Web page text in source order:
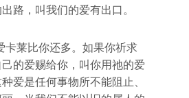
路，叫我们的爱有出口。
卡莱比你还多。如果你祈求
的爱赐给你，叫你用祂的爱
爱是任何事物所不能阻止、